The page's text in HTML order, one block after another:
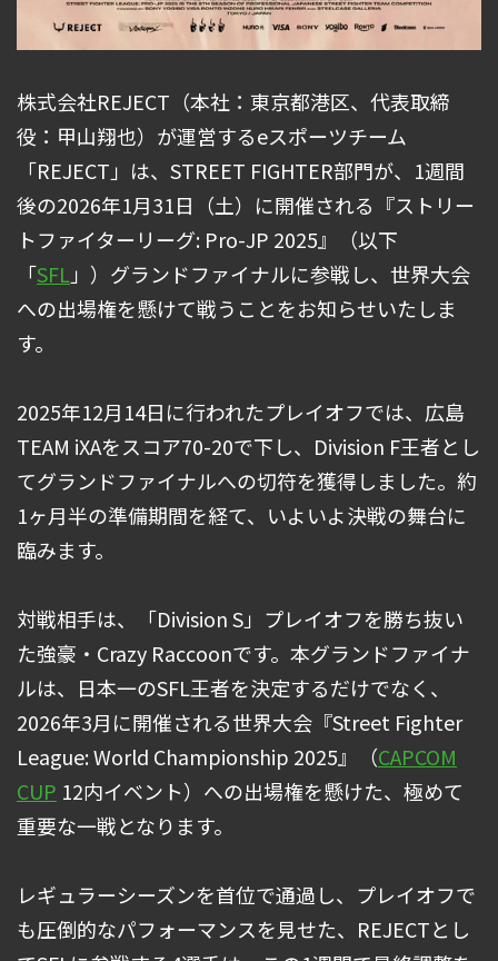
株式会社REJECT（本社：東京都港区、代表取締
役：甲山翔也）が運営するeスポーツチーム
「REJECT」は、STREET FIGHTER部門が、1週間
後の2026年1月31日（土）に開催される『ストリー
トファイターリーグ: Pro-JP 2025』（以下
「SFL 」）グランドファイナルに参戦し、世界大会
への出場権を懸けて戦うことをお知らせいたしま
す。
2025年12月14日に行われたプレイオフでは、広島
TEAM iXAをスコア70-20で下し、Division F王者とし
てグランドファイナルへの切符を獲得しました。約
1ヶ月半の準備期間を経て、いよいよ決戦の舞台に
臨みます。
対戦相手は、「Division S」プレイオフを勝ち抜い
た強豪・Crazy Raccoonです。本グランドファイナ
ルは、日本一のSFL王者を決定するだけでなく、
2026年3月に開催される世界大会『Street Fighter
League: World Championship 2025』（CAPCOM
CUP 12内イベント）への出場権を懸けた、極めて
重要な一戦となります。
レギュラーシーズンを首位で通過し、プレイオフで
も圧倒的なパフォーマンスを見せた、REJECTとし